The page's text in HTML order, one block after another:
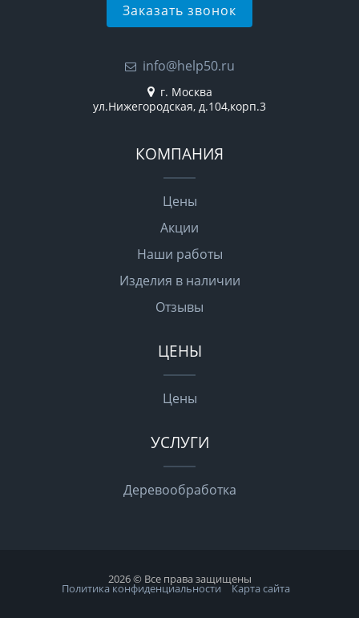
Заказать звонок
info@help50.ru
г. Москва
ул.Нижегородская, д.104,корп.3
КОМПАНИЯ
Цены
Акции
Наши работы
Изделия в наличии
Отзывы
ЦЕНЫ
Цены
УСЛУГИ
Деревообработка
2026 © Все права защищены
Политика конфиденциальности Карта сайта